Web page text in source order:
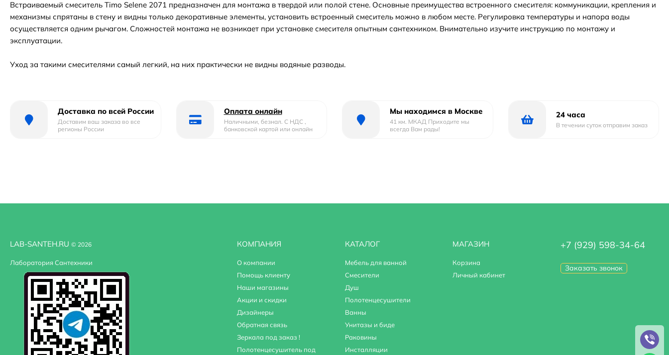
Встраиваемый смеситель Timo Selene 2071 предназначен для монтажа в твердой или полой стене. Основные преимущества встроенного смесителя: коммуникации, крепления и
механизмы спрятаны в стену и видны только декоративные элементы, установить встроенный смеситель можно в любом месте. Регулировка температуры и напора воды
осуществляется одним рычагом. Сложностей монтажа не возникает при установке смесителя опытным сантехником. Внимательно изучите инструкцию по монтажу и
эксплуатации.
Уход за такими смесителями самый легкий, на них практически не видны водяные разводы.
Доставка по всей России
Доставим ваш заказа во все
регионы России
Оплата онлайн
Наличными, безнал. С НДС ,
банковской картой или онлайн
Мы находимся в Москве
41 км. МКАД Приходите мы
всегда Вам рады!
24 часа
В течении суток отправим заказ
LAB-SANTEH.RU © 2026
Лаборатория Сантехники
КОМПАНИЯ
О компании
Помощь клиенту
Наши магазины
Акции и скидки
Дизайнеры
Обратная связь
Зеркала под заказ !
Полотенцесушитель под
КАТАЛОГ
Мебель для ванной
Смесители
Душ
Полотенцесушители
Ванны
Унитазы и биде
Раковины
Инсталляции
МАГАЗИН
Корзина
Личный кабинет
+7 (929) 598-34-64
Заказать звонок